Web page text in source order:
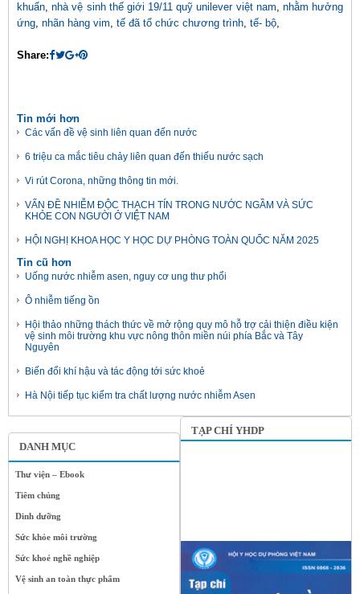
DANH MỤC
Thư viện – Ebook
Tiêm chủng
Dinh dưỡng
Sức khỏe môi trường
Sức khoẻ nghề nghiệp
Vệ sinh an toàn thực phẩm
khuẩn,nhà vệ sinh thế giới 19/11 quỹ unilever việt nam, nhằm hưởng
ứng, nhãn hàng vim, tế đã tổ chức chương trình, tế- bộ,
Share:
Tin mới hơn
Các vấn đề vệ sinh liên quan đến nước
6 triệu ca mắc tiêu chảy liên quan đến thiếu nước sạch
Vi rút Corona, những thông tin mới.
VẤN ĐỀ NHIỄM ĐỘC THẠCH TÍN TRONG NƯỚC NGẦM VÀ SỨC
KHỎE CON NGƯỜI Ở VIỆT NAM
HỘI NGHỊ KHOA HỌC Y HỌC DỰ PHÒNG TOÀN QUỐC NĂM 2025
Tin cũ hơn
Uống nước nhiễm asen, nguy cơ ung thư phổi
Ô nhiễm tiếng ồn
Hội thảo những thách thức về mở rộng quy mô hỗ trợ cải thiện điều kiện
vệ sinh môi trường khu vực nông thôn miền núi phía Bắc và Tây
Nguyên
Biến đổi khí hậu và tác động tới sức khoẻ
Hà Nội tiếp tục kiểm tra chất lượng nước nhiễm Asen
TẠP CHÍ YHDP